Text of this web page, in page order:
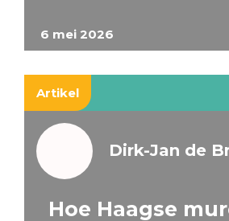
6 mei 2026
Artikel
Dirk-Jan de
Hoe Haagse